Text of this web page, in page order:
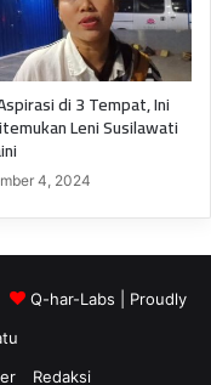
di 3 Tempat, Ini
Leni Susilawati
4, 2024
Q-har-Labs | Proudly
Redaksi